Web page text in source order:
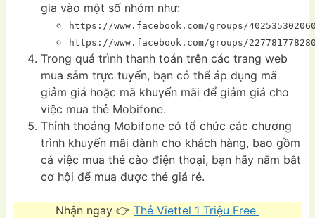
gia vào một số nhóm như:
https://www.facebook.com/groups/
https://www.facebook.com/groups/
Trong quá trình thanh toán trên các trang web
mua sắm trực tuyến, bạn có thể áp dụng mã
giảm giá hoặc mã khuyến mãi để giảm giá cho
việc mua thẻ Mobifone.
Thỉnh thoảng Mobifone có tổ chức các chương
trình khuyến mãi dành cho khách hàng, bao gồm
cả việc mua thẻ cào điện thoại, bạn hãy nắm bắt
cơ hội để mua được thẻ giá rẻ.
Nhận ngay 👉 Thẻ Viettel 1 Triệu Free